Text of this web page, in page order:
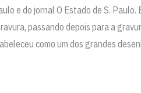
e do jornal O Estado de S.
passando depois para a
como um dos grandes